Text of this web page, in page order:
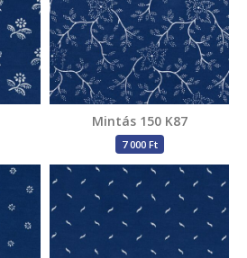
Mintás 150 K87
7 000 Ft